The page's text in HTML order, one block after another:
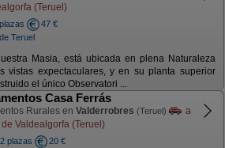
(Teruel)
47 €
Teruel
Masia, está ubicada en plena Naturaleza
vistas expectaculares, y en su planta superior
el único Observatori ...
Casa Ferrás
Rurales en Valderrobres (Teruel)
a
de Valdealgorfa (Teruel)
plazas
20 €